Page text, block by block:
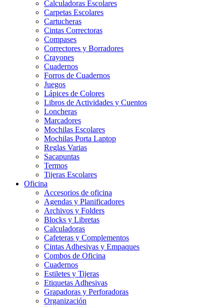
Calculadoras Escolares
Carpetas Escolares
Cartucheras
Cintas Correctoras
Compases
Correctores y Borradores
Crayones
Cuadernos
Forros de Cuadernos
Juegos
Lápices de Colores
Libros de Actividades y Cuentos
Loncheras
Marcadores
Mochilas Escolares
Mochilas Porta Laptop
Reglas Varias
Sacapuntas
Termos
Tijeras Escolares
Oficina
Accesorios de oficina
Agendas y Planificadores
Archivos y Folders
Blocks y Libretas
Calculadoras
Cafeteras y Complementos
Cintas Adhesivas y Empaques
Combos de Oficina
Cuadernos
Estiletes y Tijeras
Etiquetas Adhesivas
Grapadoras y Perforadoras
Organización